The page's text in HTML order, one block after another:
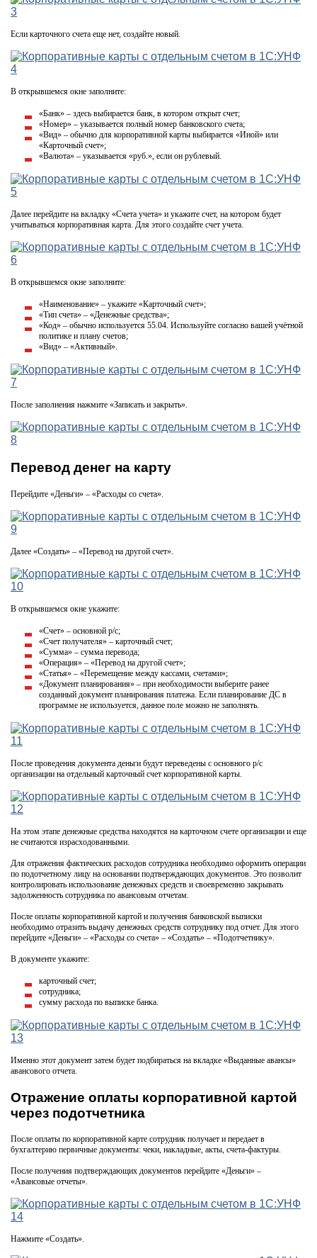
Если карточного счета еще нет, создайте новый.
В открывшемся окне заполните:
«Банк» – здесь выбирается банк, в котором открыт счет;
«Номер» – указывается полный номер банковского счета;
«Вид» – обычно для корпоративной карты выбирается «Иной» или
«Карточный счет»;
«Валюта» – указывается «руб.», если он рублевый.
Далее перейдите на вкладку «Счета учета» и укажите счет, на котором будет
учитываться корпоративная карта. Для этого создайте счет учета.
В открывшемся окне заполните:
«Наименование» – укажите «Карточный счет»;
«Тип счета» – «Денежные средства»;
«Код» – обычно используется 55.04. Используйте согласно вашей учётной
политике и плану счетов;
«Вид» – «Активный».
После заполнения нажмите «Записать и закрыть».
Перевод денег на карту
Перейдите «Деньги» – «Расходы со счета».
Далее «Создать» – «Перевод на другой счет».
В открывшемся окне укажите:
«Счет» – основной р/с;
«Счет получателя» – карточный счет;
«Сумма» – сумма перевода;
«Операция» – «Перевод на другой счет»;
«Статья» – «Перемещение между кассами, счетами»;
«Документ планирования» – при необходимости выберите ранее
созданный документ планирования платежа. Если планирование ДС в
программе не используется, данное поле можно не заполнять.
После проведения документа деньги будут переведены с основного р/с
организации на отдельный карточный счет корпоративной карты.
На этом этапе денежные средства находятся на карточном счете организации и еще
не считаются израсходованными.
Для отражения фактических расходов сотрудника необходимо оформить операции
по подотчетному лицу на основании подтверждающих документов. Это позволит
контролировать использование денежных средств и своевременно закрывать
задолженность сотрудника по авансовым отчетам.
После оплаты корпоративной картой и получения банковской выписки
необходимо отразить выдачу денежных средств сотруднику под отчет. Для этого
перейдите «Деньги» – «Расходы со счета» – «Создать» – «Подотчетнику».
В документе укажите:
карточный счет;
сотрудника;
сумму расхода по выписке банка.
Именно этот документ затем будет подбираться на вкладке «Выданные авансы»
авансового отчета.
Отражение оплаты корпоративной картой
через подотчетника
После оплаты по корпоративной карте сотрудник получает и передает в
бухгалтерию первичные документы: чеки, накладные, акты, счета-фактуры.
После получения подтверждающих документов перейдите «Деньги» –
«Авансовые отчеты».
Нажмите «Создать».